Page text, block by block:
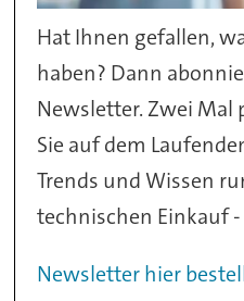
Hat Ihnen gefallen,
haben? Dann
Newsletter. Zwei Mal
Sie auf dem
Trends und Wissen
technischen Einkauf
Newsletter hier